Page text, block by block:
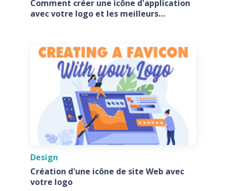
Comment créer une icône d'application
avec votre logo et les meilleurs
Design
Création d'une icône de site Web avec
votre logo